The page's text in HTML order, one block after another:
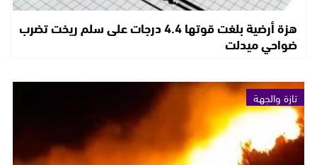
هزة أرضية بلغت قوتها 4.4 درجات على سلم ريخت تضرب
ضواحي ميدلت
تازة والجهة